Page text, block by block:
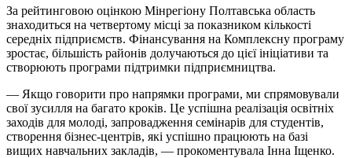
За рейтинговою оцінкою Мінрегіону Полтавська область
знаходиться на четвертому місці за показником кількості
середніх підприємств. Фінансування на Комплексну програму
зростає, більшість районів долучаються до цієї ініціативи та
створюють програми підтримки підприємництва.
— Якщо говорити про напрямки програми, ми спрямовували
свої зусилля на багато кроків. Це успішна реалізація освітніх
заходів для молоді, запровадження семінарів для студентів,
створення бізнес-центрів, які успішно працюють на базі
вищих навчальних закладів, — прокоментувала Інна Іщенко.